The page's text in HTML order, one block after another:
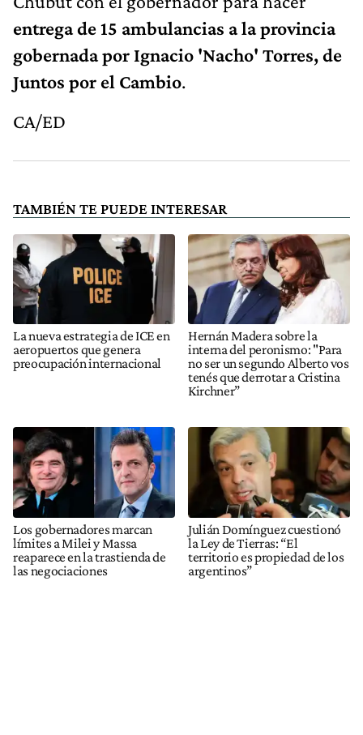
entrega de 15 ambulancias a la provincia
gobernada por Ignacio 'Nacho' Torres, de
Juntos por el Cambio.
CA/ED
TAMBIÉN TE PUEDE INTERESAR
La nueva estrategia de ICE en
aeropuertos que genera
preocupación internacional
Hernán Madera sobre la
interna del peronismo: "Para
no ser un segundo Alberto vos
tenés que derrotar a Cristina
Kirchner”
Los gobernadores marcan
límites a Milei y Massa
reaparece en la trastienda de
las negociaciones
Julián Domínguez cuestionó
la Ley de Tierras: “El
territorio es propiedad de los
argentinos”